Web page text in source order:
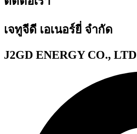
เจทูจีดี เอเนอร์ยี่ จำกัด
J2GD ENERGY CO., LTD